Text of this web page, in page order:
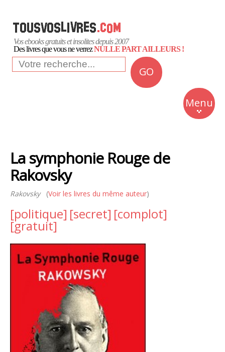
Vos ebooks gratuits et insolites depuis 2007
Des livres que vous ne verrezNULLE PART AILLEURS !
GO
Menu
Insolite
Business
Culture
La symphonie Rouge de
Rakovsky
Rakovsky(Voir les livres du même auteur)
[politique] [secret] [complot]
[gratuit]